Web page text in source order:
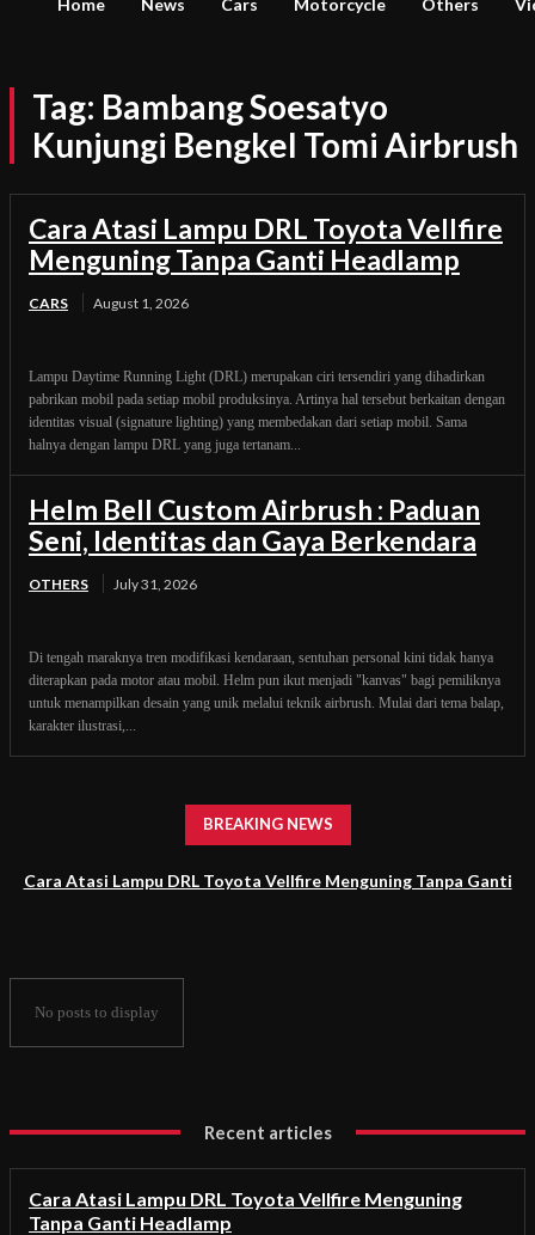
Home News Cars Motorcycle Others
Tag: Bambang Soesatyo
Kunjungi Bengkel Tomi Airbrush
Cara Atasi Lampu DRL Toyota Vellfire
Menguning Tanpa Ganti Headlamp
CARS August 1, 2026
Lampu Daytime Running Light (DRL) merupakan ciri tersendiri yang dihadirkan
pabrikan mobil pada setiap mobil produksinya. Artinya hal tersebut berkaitan dengan
identitas visual (signature lighting) yang membedakan dari setiap mobil. Sama
halnya dengan lampu DRL yang juga tertanam...
Helm Bell Custom Airbrush : Paduan
Seni, Identitas dan Gaya Berkendara
OTHERS July 31, 2026
Di tengah maraknya tren modifikasi kendaraan, sentuhan personal kini tidak hanya
diterapkan pada motor atau mobil. Helm pun ikut menjadi "kanvas" bagi pemiliknya
untuk menampilkan desain yang unik melalui teknik airbrush. Mulai dari tema balap,
karakter ilustrasi,...
BREAKING NEWS
Cara Atasi Lampu DRL Toyota Vellfire Menguning Tanpa Ganti
No posts to display
Recent articles
Cara Atasi Lampu DRL Toyota Vellfire Menguning
Tanpa Ganti Headlamp